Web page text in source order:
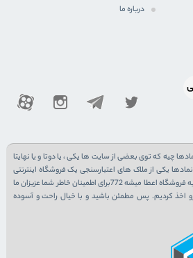
درباره ما
چیه که توی بعضی از سایت ها یکی ، یا دوتا و یا نهایتا
یکی از ملاک های اعتبارسنجی یک فروشگاه اینترنتی
هست که در صورت تایید از 3 نهاد به فروشگاه اعطا میشه 772برای اطمینان خاطر شما عزیزان ما
اخذ کردیم. پس مطمئن باشید و با خیال راحت و آسوده